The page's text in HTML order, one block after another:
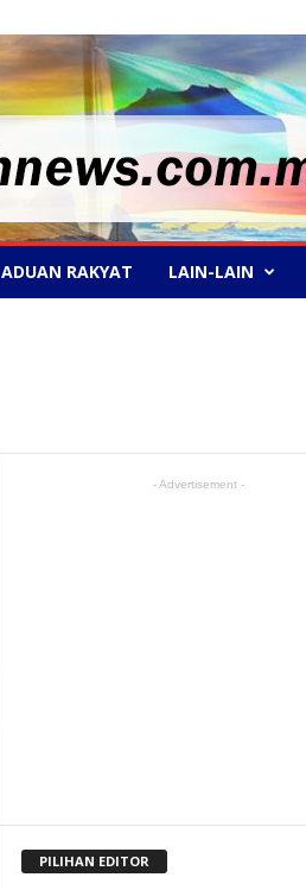
ADUAN RAKYAT LAIN-LAIN
- Advertisement -
PILIHAN EDITOR